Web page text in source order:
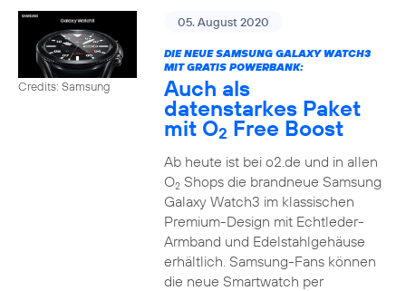
Credits: Samsung
05. August 2020
DIE NEUE SAMSUNG GALAXY WATCH3
MIT GRATIS POWERBANK:
Auch als
datenstarkes Paket
mit O2 Free Boost
Ab heute ist bei o2.de und in allen
O2Shops die brandneue Samsung
Galaxy Watch3 im klassischen
Premium-Design mit Echtleder-
Armband und Edelstahlgehäuse
erhältlich. Samsung-Fans können
die neue Smartwatch per